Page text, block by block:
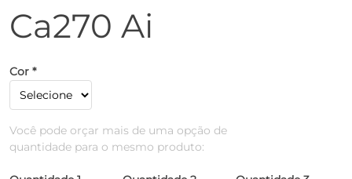
Ca270 Ai
Cor *
Você pode orçar mais de uma opção de
quantidade para o mesmo produto: